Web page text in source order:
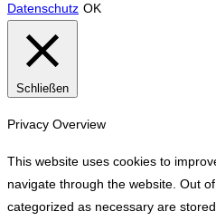
Datenschutz OK
Schließen
Privacy Overview
This website uses cookies to
navigate through the website. Out
categorized as necessary are